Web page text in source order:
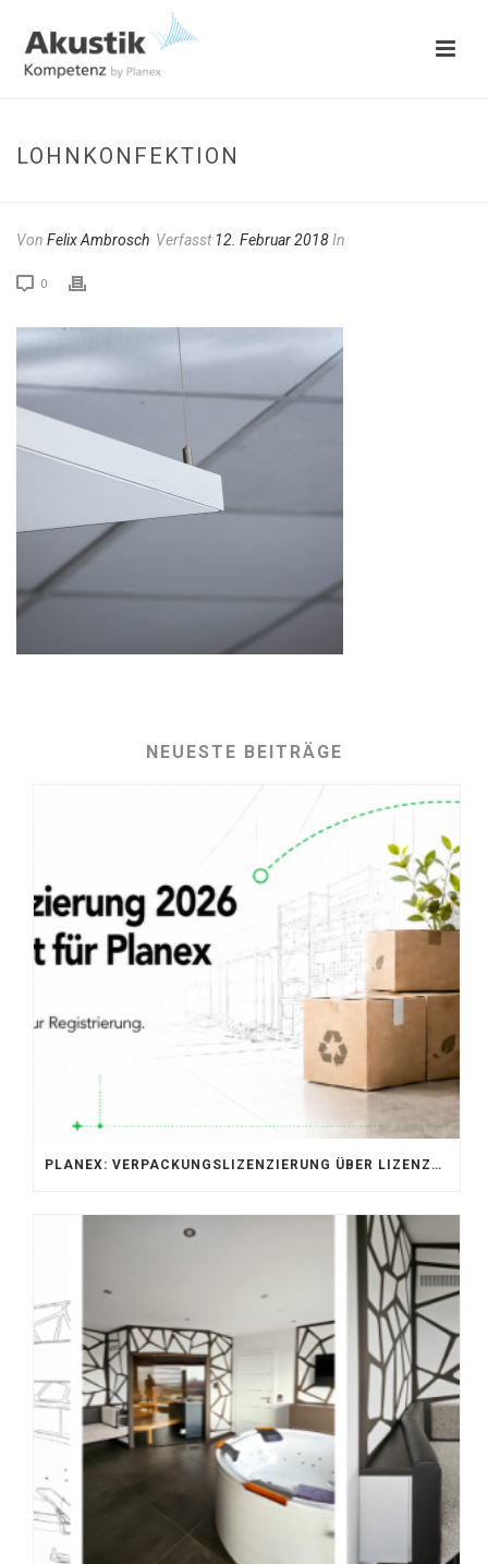
LOHNKONFEKTION
Von Felix Ambrosch Verfasst12. Februar 2018In
0
NEUESTE BEITRÄGE
PLANEX: VERPACKUNGSLIZENZIERUNG ÜBER LIZENZERO & LUCID 2026